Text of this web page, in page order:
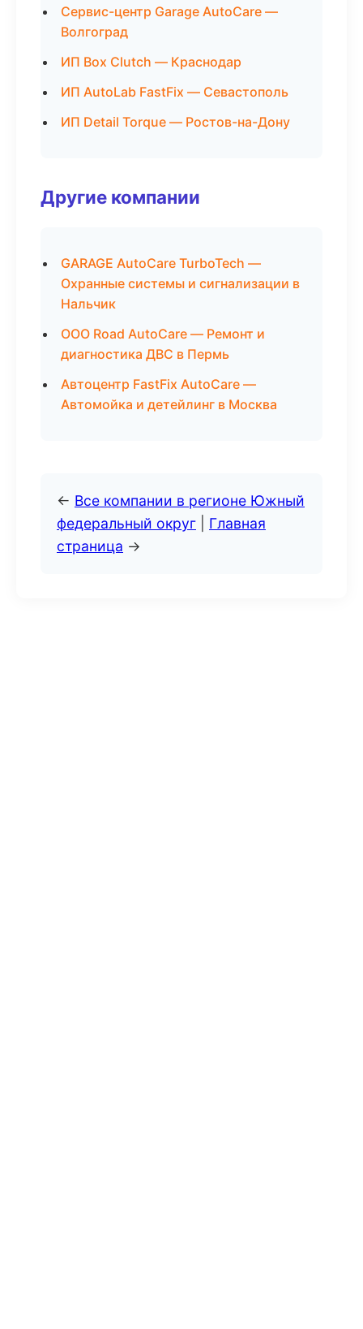
Сервис-центр Garage AutoCare —
Волгоград
ИП Box Clutch — Краснодар
ИП AutoLab FastFix — Севастополь
ИП Detail Torque — Ростов-на-Дону
Другие компании
GARAGE AutoCare TurboTech —
Охранные системы и сигнализации в
Нальчик
ООО Road AutoCare — Ремонт и
диагностика ДВС в Пермь
Автоцентр FastFix AutoCare —
Автомойка и детейлинг в Москва
← Все компании в регионе Южный
федеральный округ
Главная
страница →